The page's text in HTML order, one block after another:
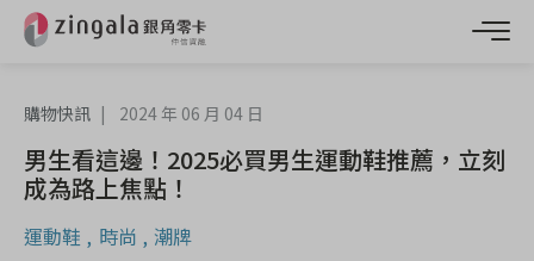
購物快訊 2024 年 06 月 04 日
男生看這邊！2025必買男生運動鞋推薦，立刻
成為路上焦點！
運動鞋 時尚 潮牌